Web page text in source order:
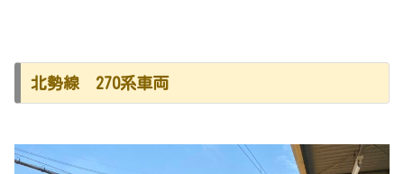
北勢線 270系車両